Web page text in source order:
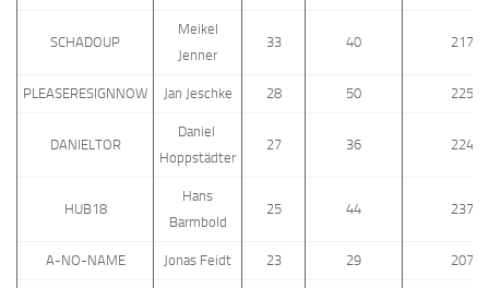
SCHADOUP
Meikel
Jenner
33 40 2179
PLEASERESIGNNOW Jan Jeschke 28 50 2255
DANIELTOR
Daniel
Hoppstädter
27 36 2243
HUB18
Hans
Barmbold
25 44 2378
A-NO-NAME Jonas Feidt 23 29 2072